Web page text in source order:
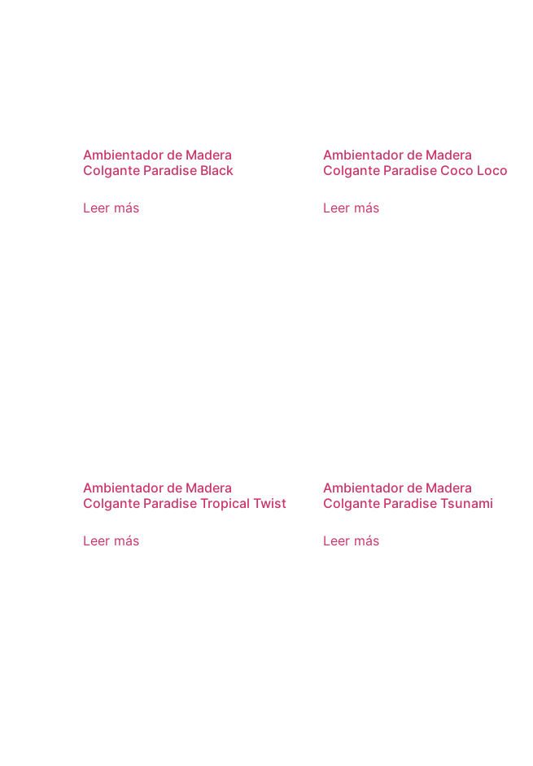
Ambientador de Madera
Colgante Paradise Black
Leer más
Ambientador de Madera
Colgante Paradise Coco Loco
Leer más
Ambientador de Madera
Colgante Paradise Tropical Twist
Leer más
Ambientador de Madera
Colgante Paradise Tsunami
Leer más